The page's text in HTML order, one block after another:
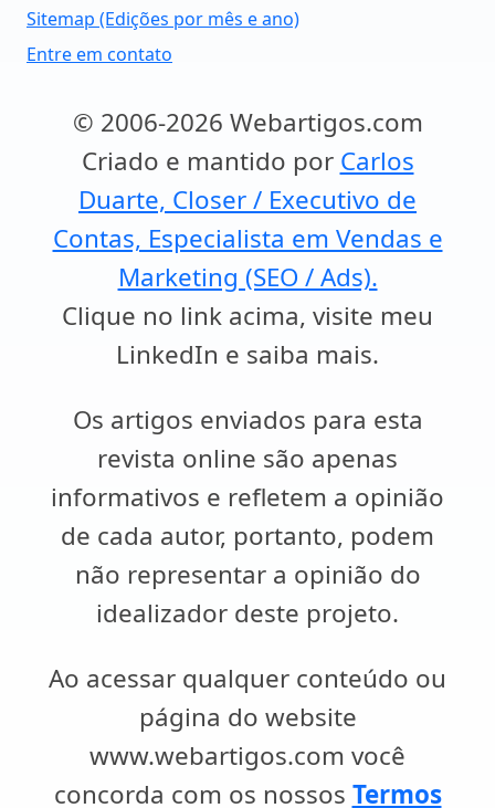
Sitemap (Edições por mês e ano)
Entre em contato
© 2006-2026 Webartigos.com
Criado e mantido por Carlos
Duarte, Closer / Executivo de
Contas, Especialista em Vendas e
Marketing (SEO / Ads).
Clique no link acima, visite meu
LinkedIn e saiba mais.
Os artigos enviados para esta
revista online são apenas
informativos e refletem a opinião
de cada autor, portanto, podem
não representar a opinião do
idealizador deste projeto.
Ao acessar qualquer conteúdo ou
página do website
www.webartigos.com você
concorda com os nossos Termos